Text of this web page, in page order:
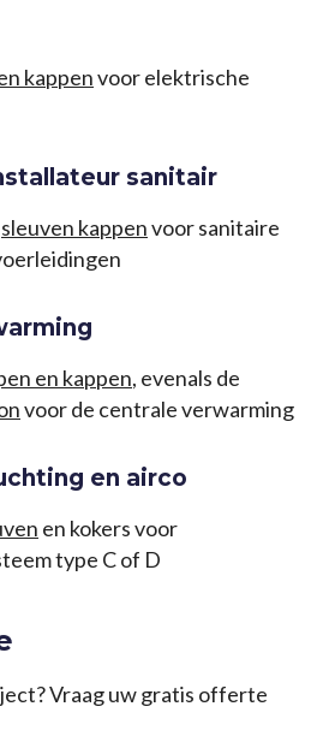
kappenvoor elektrische
sanitair
sleuven kappenvoor sanitaire
en kappen, evenals de
voor de centrale verwarming
en airco
en kokers voor
type C of D
Vraag uw gratis offerte